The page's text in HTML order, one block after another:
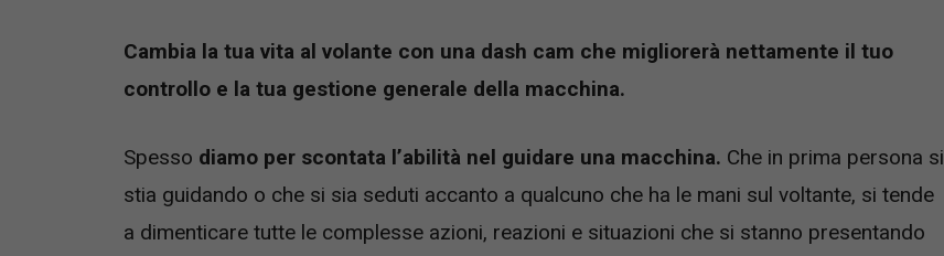
Cambia la tua vita al volante con una dash cam che migliorerà nettamente il tuo
controllo e la tua gestione generale della macchina.
Spesso diamo per scontata l’abilità nel guidare una macchina. Che in prima persona si
stia guidando o che si sia seduti accanto a qualcuno che ha le mani sul voltante, si tende
a dimenticare tutte le complesse azioni, reazioni e situazioni che si stanno presentando